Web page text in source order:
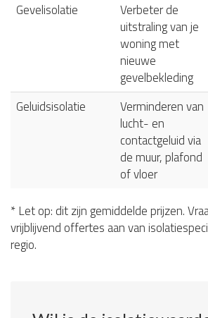
Gevelisolatie
Verbeter de
uitstraling van je
woning met
nieuwe
gevelbekleding
Geluidsisolatie
Verminderen van
lucht- en
contactgeluid via
de muur, plafond
of vloer
* Let op: dit zijn gemiddelde prijzen.
vrijblijvend offertes aan van
regio.